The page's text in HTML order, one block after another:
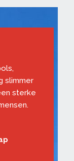
slimmer
sterke